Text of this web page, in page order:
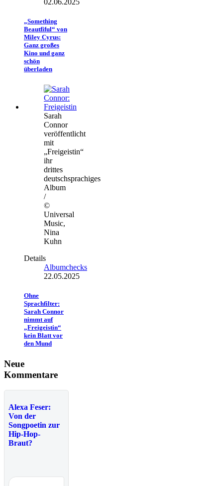
02.06.2025
„Something
Beautfiful“ von
Miley Cyrus:
Ganz großes
Kino und ganz
schön
überladen
Sarah
Connor
veröffentlicht
mit
„Freigeistin“
ihr
drittes
deutschsprachiges
Album
/
©
Universal
Music,
Nina
Kuhn
Details
Albumchecks
22.05.2025
Ohne
Sprachfilter:
Sarah Connor
nimmt auf
„Freigeistin“
kein Blatt vor
den Mund
Neue
Kommentare
Alexa Feser:
Von der
Songpoetin zur
Hip-Hop-
Braut?